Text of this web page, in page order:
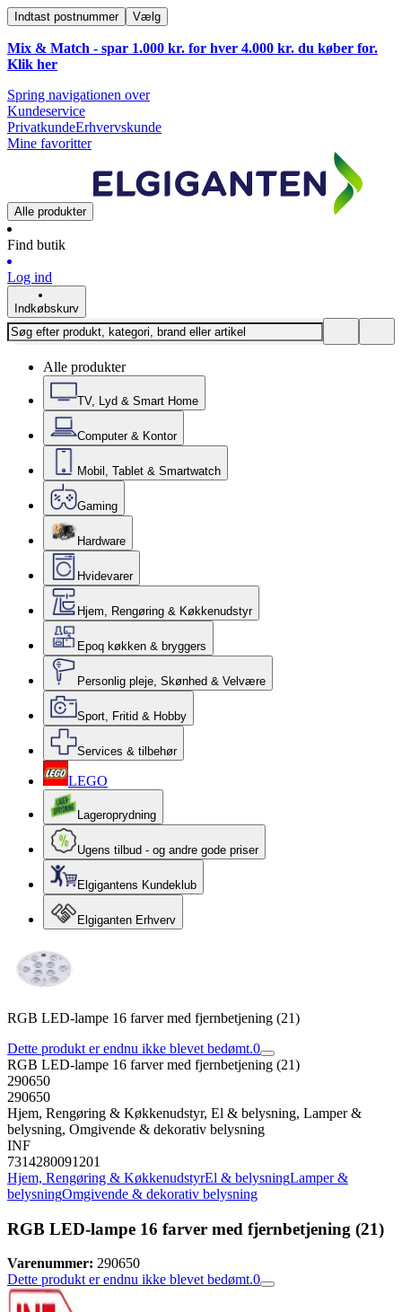
Indtast postnummer Vælg
Mix & Match - spar 1.000 kr. for hver 4.000 kr. du køber for.
Klik her
Spring navigationen over
Kundeservice
PrivatkundeErhvervskunde
Mine favoritter
Alle produkter
Find butik
Log ind
Indkøbskurv
Alle produkter
TV, Lyd & Smart Home
Computer & Kontor
Mobil, Tablet & Smartwatch
Gaming
Hardware
Hvidevarer
Hjem, Rengøring & Køkkenudstyr
Epoq køkken & bryggers
Personlig pleje, Skønhed & Velvære
Sport, Fritid & Hobby
Services & tilbehør
LEGO
Lageroprydning
Ugens tilbud - og andre gode priser
Elgigantens Kundeklub
Elgiganten Erhverv
RGB LED-lampe 16 farver med fjernbetjening (21)
Dette produkt er endnu ikke blevet bedømt.0
RGB LED-lampe 16 farver med fjernbetjening (21)
290650
290650
Hjem, Rengøring & Køkkenudstyr, El & belysning, Lamper &
belysning, Omgivende & dekorativ belysning
INF
7314280091201
Hjem, Rengøring & KøkkenudstyrEl & belysningLamper &
belysningOmgivende & dekorativ belysning
RGB LED-lampe 16 farver med fjernbetjening (21)
Varenummer: 290650
Dette produkt er endnu ikke blevet bedømt.0